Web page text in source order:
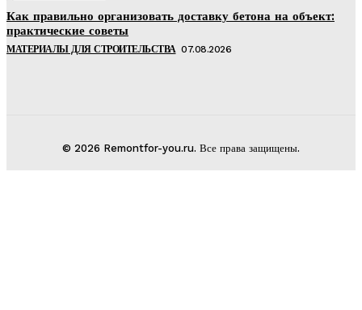
Как правильно организовать доставку бетона на объект:
практические советы
МАТЕРИАЛЫ ДЛЯ СТРОИТЕЛЬСТВА 07.08.2026
© 2026 Remontfor-you.ru. Все права защищены.